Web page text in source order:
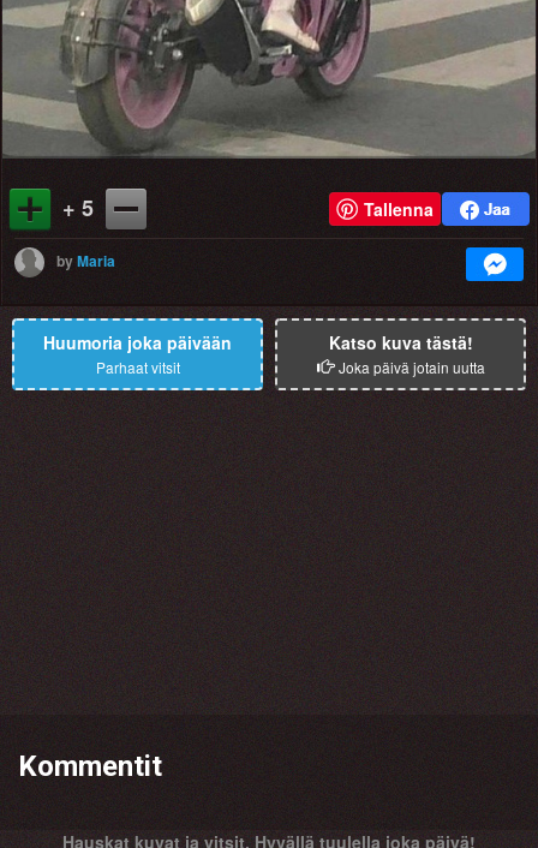
+ 5 Tallenna
byMaria
Huumoria joka päivään
Parhaat vitsit
Katso kuva tästä!
Joka päivä jotain uutta
Kommentit
Hauskat kuvat ja vitsit. Hyvällä tuulella joka päivä!